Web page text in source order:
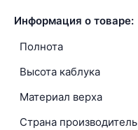
Информация о товаре:
Полнота
Высота каблука
Материал верха
Страна производитель